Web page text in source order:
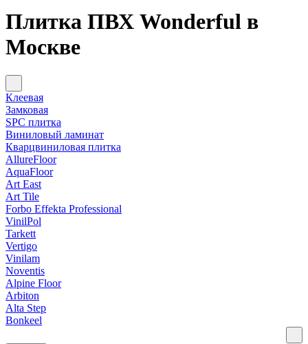
Плитка ПВХ Wonderful в
Москве
Клеевая
Замковая
SPC плитка
Виниловый ламинат
Кварцвиниловая плитка
AllureFloor
AquaFloor
Art East
Art Tile
Forbo Effekta Professional
VinilPol
Tarkett
Vertigo
Vinilam
Noventis
Alpine Floor
Arbiton
Alta Step
Bonkeel